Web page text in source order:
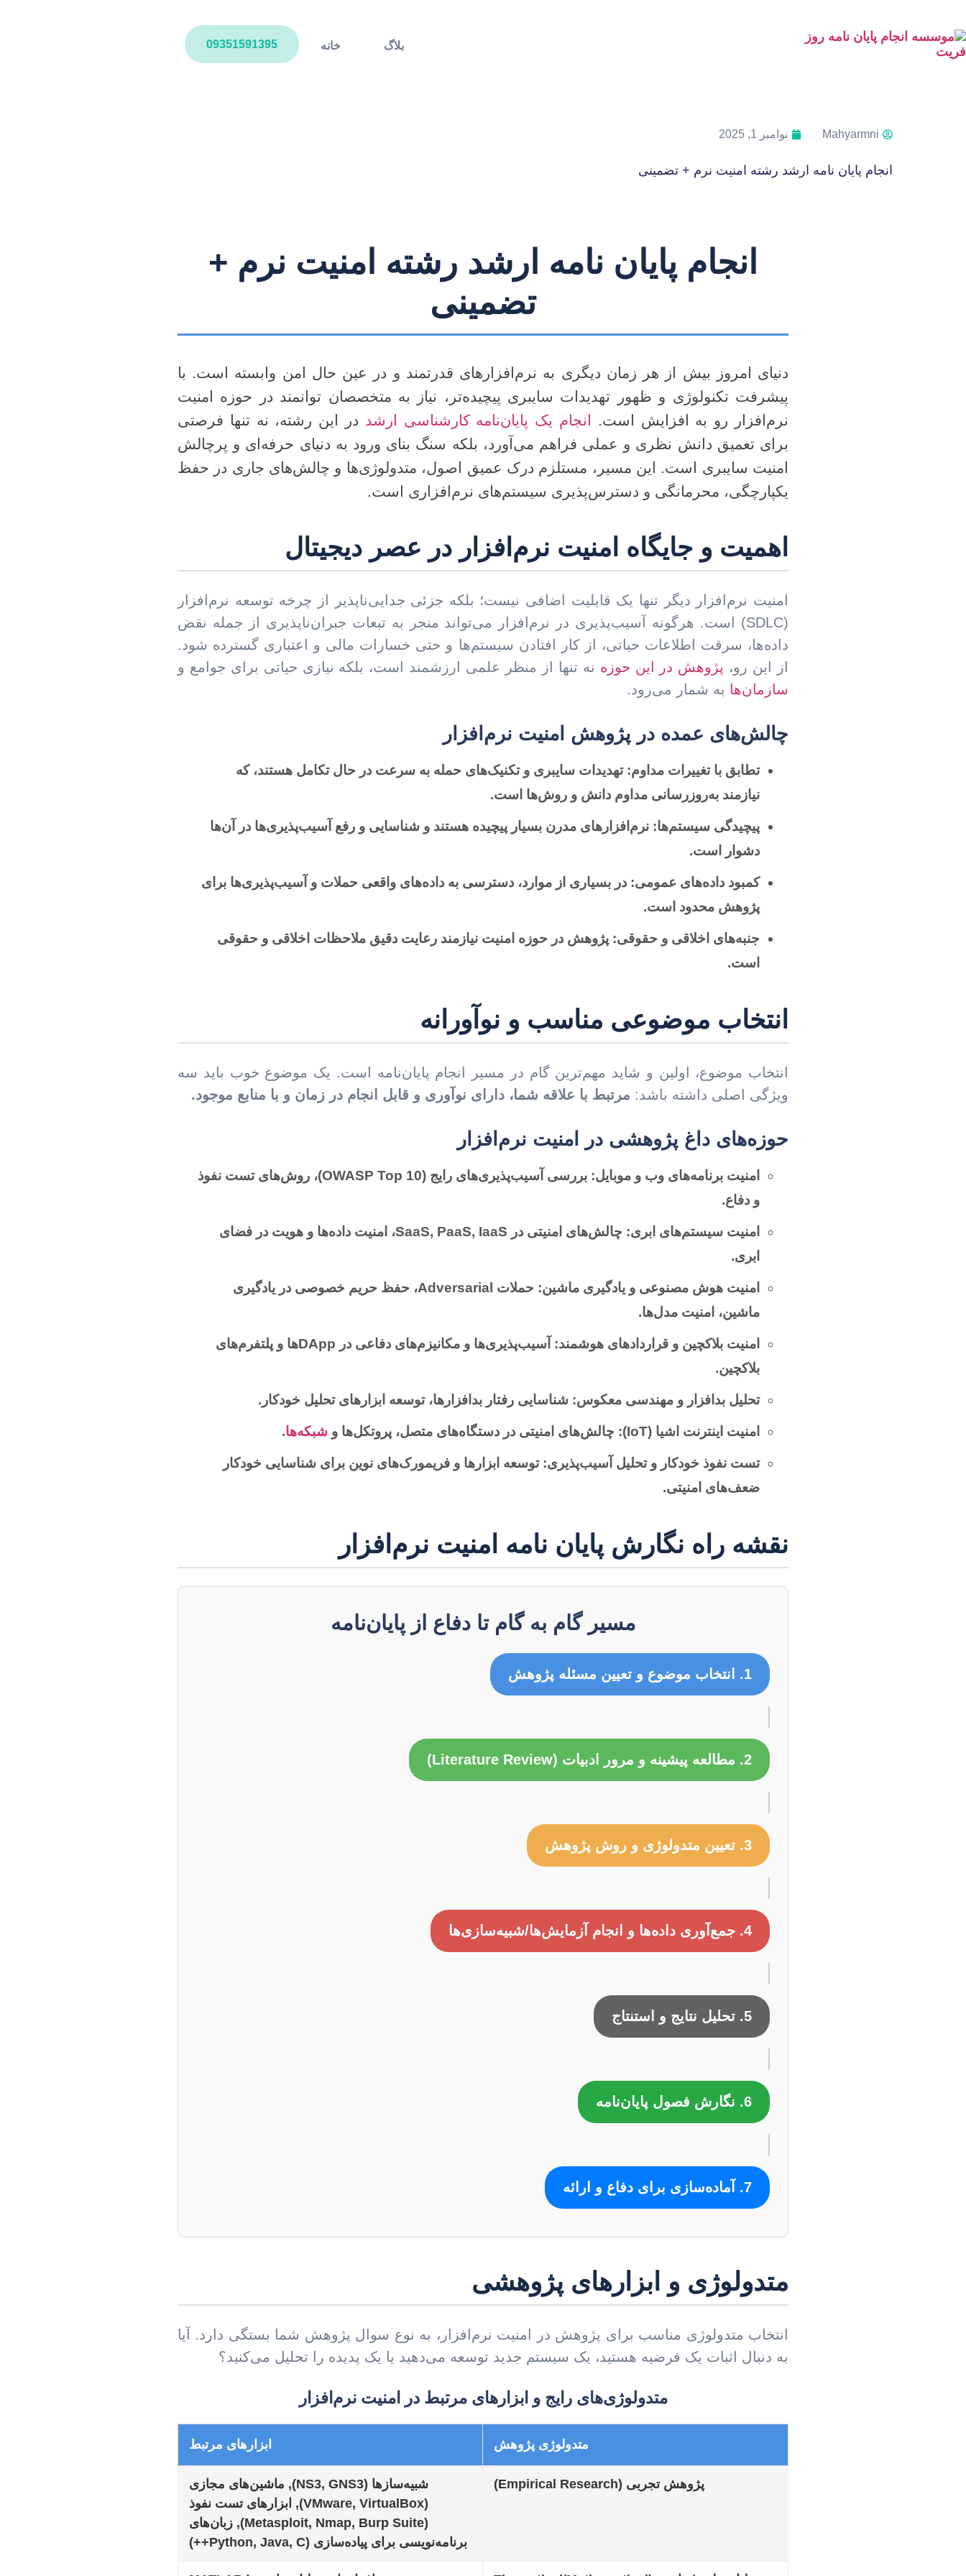
خانه بلاگ 09351591395
Mahyarmni نوامبر 1, 2025
انجام پایان نامه ارشد رشته امنیت نرم + تضمینی
انجام پایان نامه ارشد رشته امنیت نرم +
تضمینی
دنیای امروز بیش از هر زمان دیگری به نرم‌افزارهای قدرتمند و در عین حال امن وابسته است. با
پیشرفت تکنولوژی و ظهور تهدیدات سایبری پیچیده‌تر، نیاز به متخصصان توانمند در حوزه امنیت
نرم‌افزار رو به افزایش است.
انجام یک پایان‌نامه کارشناسی ارشد در این رشته، نه تنها فرصتی
برای تعمیق دانش نظری و عملی فراهم می‌آورد، بلکه سنگ بنای ورود به دنیای حرفه‌ای و پرچالش
امنیت سایبری است. این مسیر، مستلزم درک عمیق اصول، متدولوژی‌ها و چالش‌های جاری در حفظ
یکپارچگی، محرمانگی و دسترس‌پذیری سیستم‌های نرم‌افزاری است.
اهمیت و جایگاه امنیت نرم‌افزار در عصر دیجیتال
امنیت نرم‌افزار دیگر تنها یک قابلیت اضافی نیست؛ بلکه جزئی جدایی‌ناپذیر از چرخه توسعه نرم‌افزار
(SDLC) است. هرگونه آسیب‌پذیری در نرم‌افزار می‌تواند منجر به تبعات جبران‌ناپذیری از جمله نقض
داده‌ها، سرقت اطلاعات حیاتی، از کار افتادن سیستم‌ها و حتی خسارات مالی و اعتباری گسترده شود.
از این رو، پژوهش در این حوزه نه تنها از منظر علمی ارزشمند است، بلکه نیازی حیاتی برای جوامع و
سازمان‌ها به شمار می‌رود.
چالش‌های عمده در پژوهش امنیت نرم‌افزار
تطابق با تغییرات مداوم: تهدیدات سایبری و تکنیک‌های حمله به سرعت در حال تکامل هستند، که
نیازمند به‌روزرسانی مداوم دانش و روش‌ها است.
پیچیدگی سیستم‌ها: نرم‌افزارهای مدرن بسیار پیچیده هستند و شناسایی و رفع آسیب‌پذیری‌ها در آن‌ها
دشوار است.
کمبود داده‌های عمومی: در بسیاری از موارد، دسترسی به داده‌های واقعی حملات و آسیب‌پذیری‌ها برای
پژوهش محدود است.
جنبه‌های اخلاقی و حقوقی: پژوهش در حوزه امنیت نیازمند رعایت دقیق ملاحظات اخلاقی و حقوقی
است.
انتخاب موضوعی مناسب و نوآورانه
انتخاب موضوع، اولین و شاید مهم‌ترین گام در مسیر انجام پایان‌نامه است. یک موضوع خوب باید سه
ویژگی اصلی داشته باشد: مرتبط با علاقه شما، دارای نوآوری و قابل انجام در زمان و با منابع موجود.
حوزه‌های داغ پژوهشی در امنیت نرم‌افزار
امنیت برنامه‌های وب و موبایل:
بررسی آسیب‌پذیری‌های رایج (OWASP Top 10)، روش‌های تست نفوذ
و دفاع.
امنیت سیستم‌های ابری:
چالش‌های امنیتی در SaaS, PaaS, IaaS، امنیت داده‌ها و هویت در فضای
ابری.
امنیت هوش مصنوعی و یادگیری ماشین:
حملات Adversarial، حفظ حریم خصوصی در یادگیری
ماشین، امنیت مدل‌ها.
امنیت بلاکچین و قراردادهای هوشمند:
آسیب‌پذیری‌ها و مکانیزم‌های دفاعی در DAppها و پلتفرم‌های
بلاکچین.
تحلیل بدافزار و مهندسی معکوس: شناسایی رفتار بدافزارها، توسعه ابزارهای تحلیل خودکار.
امنیت اینترنت اشیا (IoT): چالش‌های امنیتی در دستگاه‌های متصل، پروتکل‌ها و شبکه‌ها.
تست نفوذ خودکار و تحلیل آسیب‌پذیری: توسعه ابزارها و فریمورک‌های نوین برای شناسایی خودکار
ضعف‌های امنیتی.
نقشه راه نگارش پایان نامه امنیت نرم‌افزار
مسیر گام به گام تا دفاع از پایان‌نامه
1. انتخاب موضوع و تعیین مسئله پژوهش
2. مطالعه پیشینه و مرور ادبیات (Literature Review)
3. تعیین متدولوژی و روش پژوهش
4. جمع‌آوری داده‌ها و انجام آزمایش‌ها/شبیه‌سازی‌ها
5. تحلیل نتایج و استنتاج
6. نگارش فصول پایان‌نامه
7. آماده‌سازی برای دفاع و ارائه
متدولوژی و ابزارهای پژوهشی
انتخاب متدولوژی مناسب برای پژوهش در امنیت نرم‌افزار، به نوع سوال پژوهش شما بستگی دارد. آیا
به دنبال اثبات یک فرضیه هستید، یک سیستم جدید توسعه می‌دهید یا یک پدیده را تحلیل می‌کنید؟
متدولوژی‌های رایج و ابزارهای مرتبط در امنیت نرم‌افزار
متدولوژی پژوهش ابزارهای مرتبط
پژوهش تجربی (Empirical Research)
شبیه‌سازها (NS3, GNS3), ماشین‌های مجازی
(VMware, VirtualBox), ابزارهای تست نفوذ
(Metasploit, Nmap, Burp Suite), زبان‌های
برنامه‌نویسی برای پیاده‌سازی (Python, Java, C++)